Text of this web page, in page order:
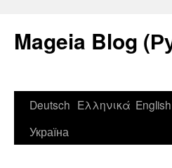
Mageia Blog
Deutsch Ελληνικά English
Україна